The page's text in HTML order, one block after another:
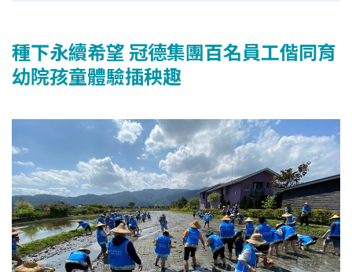
種下永續希望 冠德集團百名員工偕同育
幼院孩童體驗插秧趣